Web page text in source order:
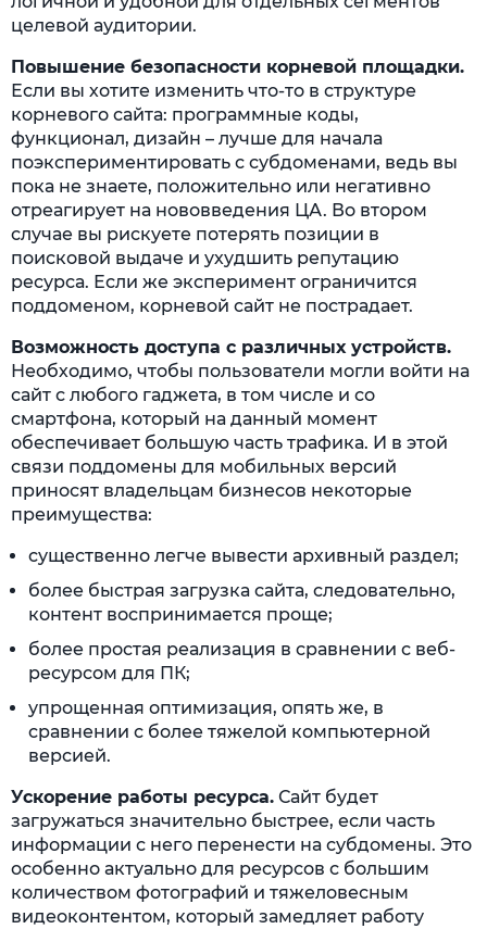
целевой аудитории.
Повышение безопасности корневой площадки.
Если вы хотите изменить что-то в структуре
корневого сайта: программные коды,
функционал, дизайн – лучше для начала
поэкспериментировать с субдоменами, ведь вы
пока не знаете, положительно или негативно
отреагирует на нововведения ЦА. Во втором
случае вы рискуете потерять позиции в
поисковой выдаче и ухудшить репутацию
ресурса. Если же эксперимент ограничится
поддоменом, корневой сайт не пострадает.
Возможность доступа с различных устройств.
Необходимо, чтобы пользователи могли войти на
сайт с любого гаджета, в том числе и со
смартфона, который на данный момент
обеспечивает большую часть трафика. И в этой
связи поддомены для мобильных версий
приносят владельцам бизнесов некоторые
преимущества:
существенно легче вывести архивный раздел;
более быстрая загрузка сайта, следовательно,
контент воспринимается проще;
более простая реализация в сравнении с веб-
ресурсом для ПК;
упрощенная оптимизация, опять же, в
сравнении с более тяжелой компьютерной
версией.
Ускорение работы ресурса. Сайт будет
загружаться значительно быстрее, если часть
информации с него перенести на субдомены. Это
особенно актуально для ресурсов с большим
количеством фотографий и тяжеловесным
видеоконтентом, который замедляет работу